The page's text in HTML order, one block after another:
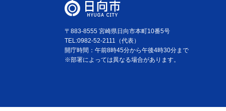
〒883-8555 宮崎県日向市本町10番5号
TEL:0982-52-2111（代表）
開庁時間：午前8時45分から午後4時30分まで
※部署によっては異なる場合があります。